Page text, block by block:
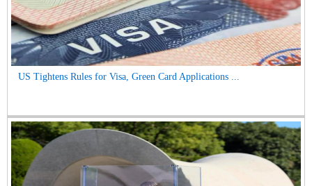
US Tightens Rules for Visa, Green Card Applications ...